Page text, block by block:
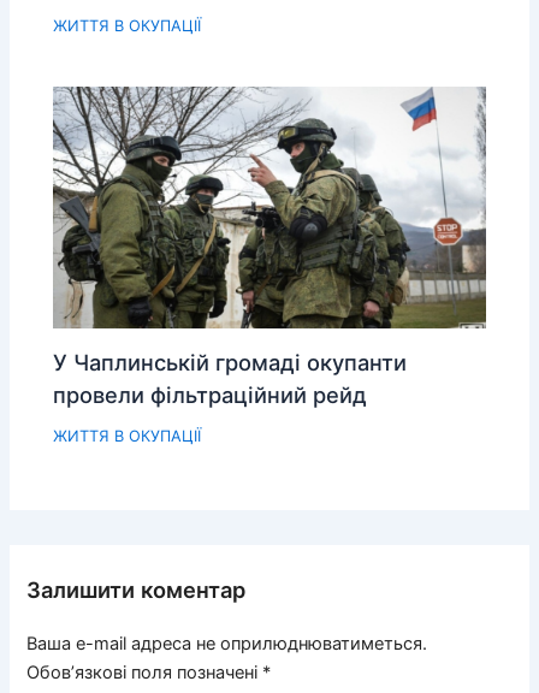
ЖИТТЯ В ОКУПАЦІЇ
У Чаплинській громаді окупанти
провели фільтраційний рейд
ЖИТТЯ В ОКУПАЦІЇ
Залишити коментар
Ваша e-mail адреса не оприлюднюватиметься.
Обов’язкові поля позначені *